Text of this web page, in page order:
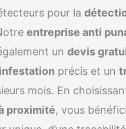
pour la
entreprise anti
un devis
précis et un
mois. En
proximité, vous